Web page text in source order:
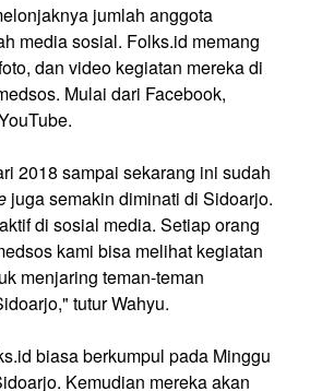
jumlah anggota
media sosial. Folks.id memang
dan video kegiatan mereka di
Mulai dari Facebook,
2018 sampai sekarang ini sudah
juga semakin diminati di Sidoarjo.
di sosial media. Setiap orang
kami bisa melihat kegiatan
menjaring teman-teman
tutur Wahyu.
biasa berkumpul pada Minggu
Kemudian mereka akan